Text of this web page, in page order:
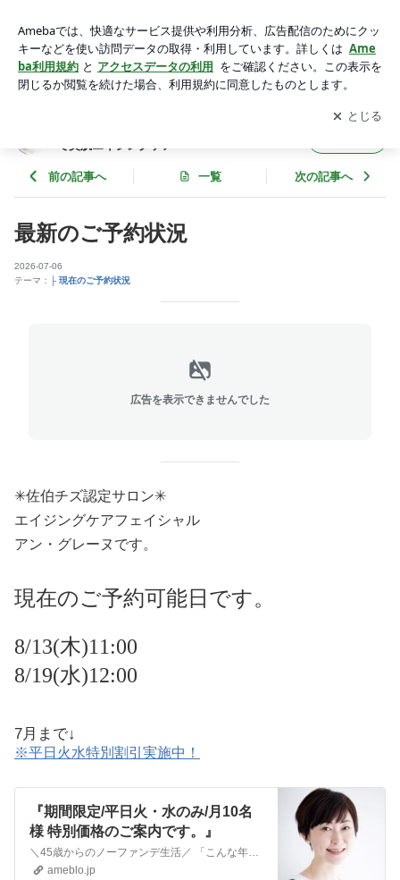
が丘 奥沢 | 自由が丘のフェイシャルサロン 佐伯式エステで美
肌エイジングケア
アプリをダウンロードして ブログの更新通知
を受け取りまし
ょう。
開く
で美肌エイジングケア
前の記事へ 一覧 次の記事へ
最新のご予約状況
2026-07-06
テーマ：
├ 現在のご予約状況
広告を表示できませんでした
✳︎佐伯チズ認定サロン✳︎
エイジングケアフェイシャル
アン・グレーヌです。
現在のご予約可能日です。
8/13(木)11:00
8/19(水)12:00
7月まで↓
※平日火水特別割引実施中！
『期間限定/平日火・水のみ/月10名
様 特別価格のご案内です。』
＼45歳からのノーファンデ生活／ 「こんな年だから…」と諦めていた方に。 自分の肌が好きになる！2か月に一度のメンテナンスと佐伯チズメソッド簡単セルフケアで…
ameblo.jp